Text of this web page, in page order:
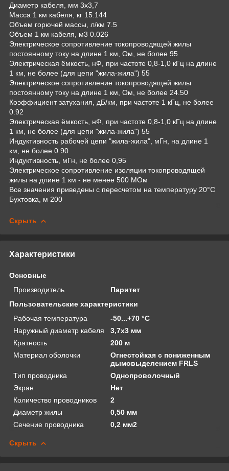
Диаметр кабеля, мм 3х3,7
Масса 1 км кабеля, кг 15.144
Объем горючей массы, л/км 7.5
Объем 1 км кабеля, м3 0.026
Электрическое сопротивление токопроводящей жилы
постоянному току на длине 1 км, Ом, не более 95
Электрическая ёмкость, нФ, при частоте 0,8-1,0 кГц на длине
1 км, не более (для цепи "жила-жила") 55
Электрическое сопротивление токопроводящей жилы
постоянному току на длине 1 км, Ом, не более 24.50
Коэффициент затухания, дБ/км, при частоте 1 кГц, не более
0.92
Электрическая ёмкость, нФ, при частоте 0,8-1,0 кГц на длине
1 км, не более (для цепи "жила-жила") 55
Индуктивность рабочей цепи "жила-жила", мГн, на длине 1
км, не более 0.90
Индуктивность, мГн, не более 0,95
Электрическое сопротивление изоляции токопроводящей
жилы на длине 1 км - не менее 500 МОм
Все значения приведены с пересчетом на температуру 20°С
Бухтовка, м 200
Скрыть
Характеристики
Основные
Производитель
Паритет
Пользовательские характеристики
Рабочая температура
-50...+70 °С
Наружный диаметр кабеля
3,7x3 мм
Кратность
200 м
Материал оболочки
Огнестойкая с пониженным
дымовыделением FRLS
Тип проводника
Однопроволочный
Экран
Нет
Количество проводников
2
Диаметр жилы
0,50 мм
Сечение проводника
0,2 мм2
Скрыть